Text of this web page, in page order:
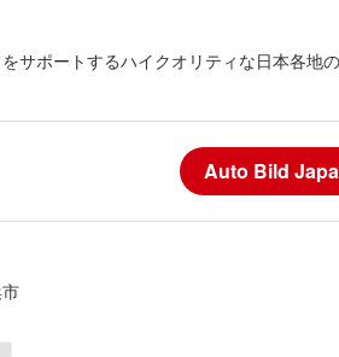
サポートするハイクオリティな日本各地
Auto Bild